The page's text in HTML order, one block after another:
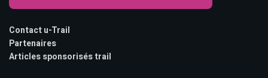
Contact u-Trail
Partenaires
Articles sponsorisés trail